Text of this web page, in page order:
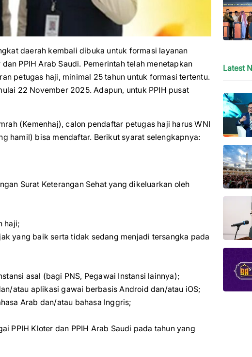
daerah kembali dibuka untuk formasi layanan
PPIH Arab Saudi. Pemerintah telah menetapkan
petugas haji, minimal 25 tahun untuk formasi tertentu.
22 November 2025. Adapun, untuk PPIH pusat
(Kemenhaj), calon pendaftar petugas haji harus WNI
hamil) bisa mendaftar. Berikut syarat selengkapnya:
Surat Keterangan Sehat yang dikeluarkan oleh
haji;
yang baik serta tidak sedang menjadi tersangka pada
asal (bagi PNS, Pegawai Instansi lainnya);
atau aplikasi gawai berbasis Android dan/atau iOS;
Arab dan/atau bahasa Inggris;
PPIH Kloter dan PPIH Arab Saudi pada tahun yang
Latest